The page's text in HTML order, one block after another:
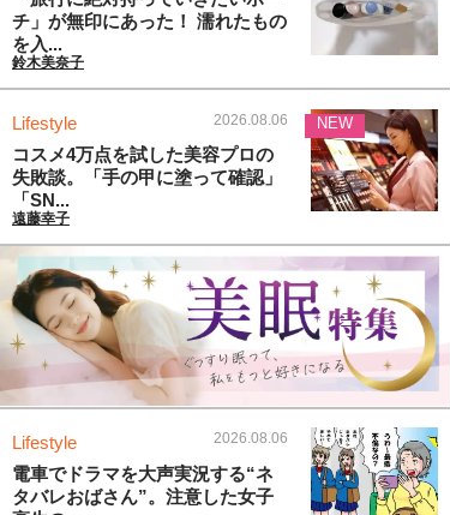
チ」が無印にあった！ 濡れたもの
を入...
鈴木美奈子
Lifestyle 2026.08.06
コスメ4万点を試した美容プロの
失敗談。「手の甲に塗って確認」
「SN...
遠藤幸子
NEW
Lifestyle 2026.08.06
電車でドラマを大声実況する“ネ
タバレおばさん”。注意した女子